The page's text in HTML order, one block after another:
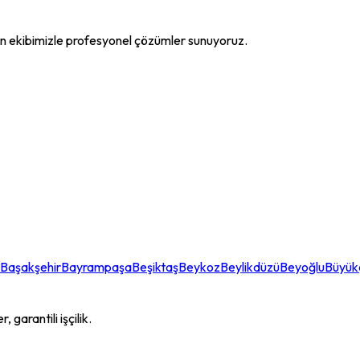
ekibimizle profesyonel çözümler sunuyoruz.
BaşakşehirBayrampaşaBeşiktaşBeykozBeylikdüzüBeyoğlu
garantili işçilik.